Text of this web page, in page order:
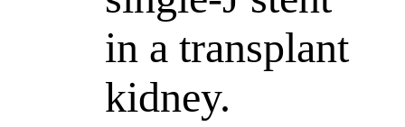
in a transplant
kidney.